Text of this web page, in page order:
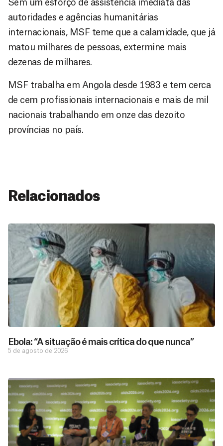
Sem um esforço de assistência imediata das
autoridades e agências humanitárias
internacionais, MSF teme que a calamidade, que já
matou milhares de pessoas, extermine mais
dezenas de milhares.
MSF trabalha em Angola desde 1983 e tem cerca
de cem profissionais internacionais e mais de mil
nacionais trabalhando em onze das dezoito
províncias no país.
Relacionados
Ebola: “A situação é mais crítica do que nunca”
5 de agosto de 2026